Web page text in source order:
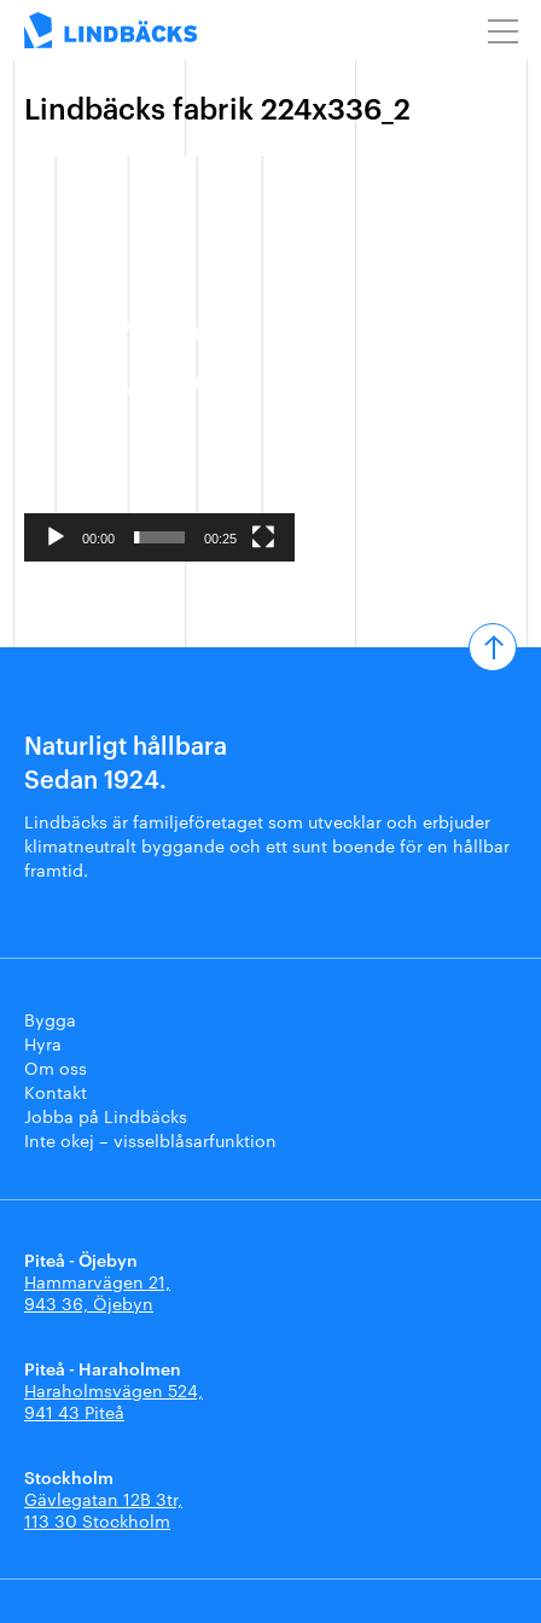
Lindbäcks fabrik 224x336_2
00:00 00:25
Naturligt hållbara
Sedan 1924.
Lindbäcks är familjeföretaget som utvecklar och erbjuder
klimatneutralt byggande och ett sunt boende för en hållbar
framtid.
Bygga
Hyra
Om oss
Kontakt
Jobba på Lindbäcks
Inte okej – visselblåsarfunktion
Piteå - Öjebyn
Hammarvägen 21,
943 36, Öjebyn
Piteå - Haraholmen
Haraholmsvägen 524,
941 43 Piteå
Stockholm
Gävlegatan 12B 3tr,
113 30 Stockholm